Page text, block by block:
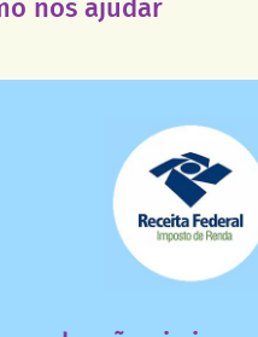
nos ajudar
destinar 3% do imposto de
deixa de ir para o
saiba mais